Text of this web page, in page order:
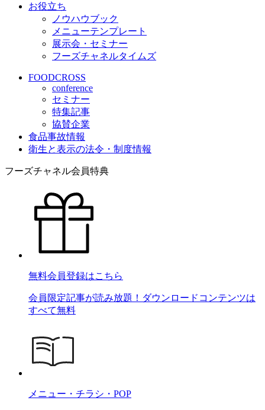
お役立ち
ノウハウブック
メニューテンプレート
展示会・セミナー
フーズチャネルタイムズ
FOODCROSS
conference
セミナー
特集記事
協賛企業
食品事故情報
衛生と表示の法令・制度情報
フーズチャネル会員特典
無料会員登録はこちら
会員限定記事が読み放題！ダウンロードコンテンツは
すべて無料
メニュー・チラシ・POP